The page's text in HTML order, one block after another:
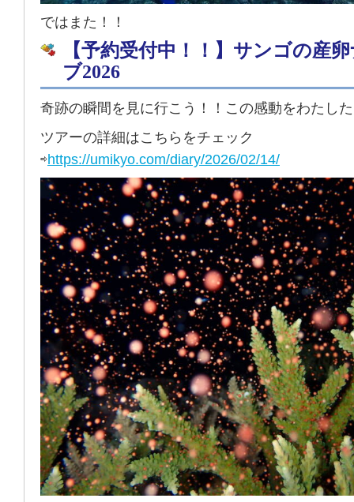
ではまた！！
【予約受付中！！】サンゴの産
ブ2026
奇跡の瞬間を見に行こう！！この感動をわたし
ツアーの詳細はこちらをチェック
⇨https://umikyo.com/diary/2026/02/14/